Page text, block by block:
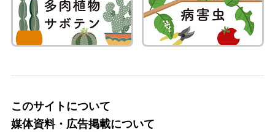
このサイトについて
媒体資料・広告掲載について